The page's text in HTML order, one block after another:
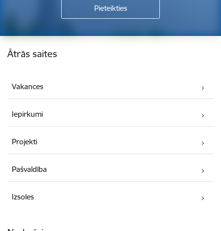
Kājene
Ātrās saites
Vakances
Iepirkumi
Projekti
Pašvaldība
Izsoles